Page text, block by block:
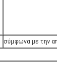
σύμφωνα με την